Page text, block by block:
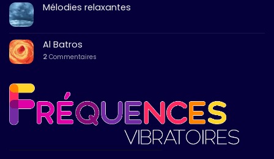
Mélodies relaxantes
Al Batros
2 Commentaires